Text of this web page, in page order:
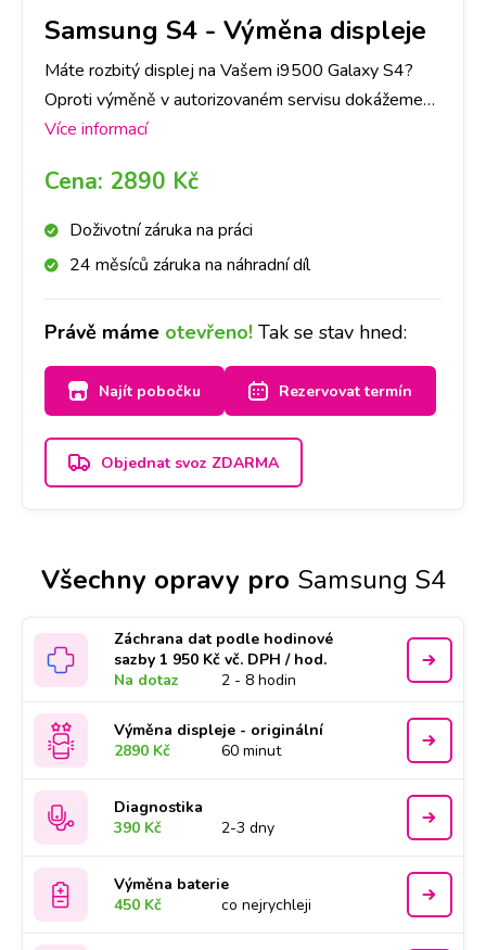
Samsung S4 - Výměna displeje
Máte rozbitý displej na Vašem i9500 Galaxy S4?
Oproti výměně v autorizovaném servisu dokážeme
zaručit expresní provedení výměny a následnou
Více informací
Cena: 2890 Kč
Doživotní záruka na práci
24 měsíců záruka na náhradní díl
Právě máme otevřeno! Tak se stav hned:
Najít pobočku Rezervovat termín
Objednat svoz ZDARMA
Všechny opravy pro Samsung S4
Záchrana dat podle hodinové
sazby 1 950 Kč vč. DPH / hod.
Na dotaz
2 - 8 hodin
Výměna displeje - originální
2890 Kč
60 minut
Diagnostika
390 Kč
2-3 dny
Výměna baterie
450 Kč
co nejrychleji